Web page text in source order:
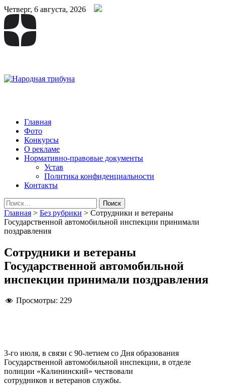
Четверг, 6 августа, 2026
Народная трибуна
Калининская районная газета
Главная
Фото
Конкурсы
О рекламе
Нормативно-правовые документы
Устав
Политика конфиденциальности
Контакты
Найти:
Главная > Без рубрики > Сотрудники и ветераны
Государственной автомобильной инспекции принимали
поздравления
Сотрудники и ветераны
Государственной автомобильной
инспекции принимали поздравления
Просмотры: 229
3-го июля, в связи с 90-летием со Дня образования
Государственной автомобильной инспекции, в отделе
полиции «Калининский» чествовали
сотрудников и ветеранов службы.